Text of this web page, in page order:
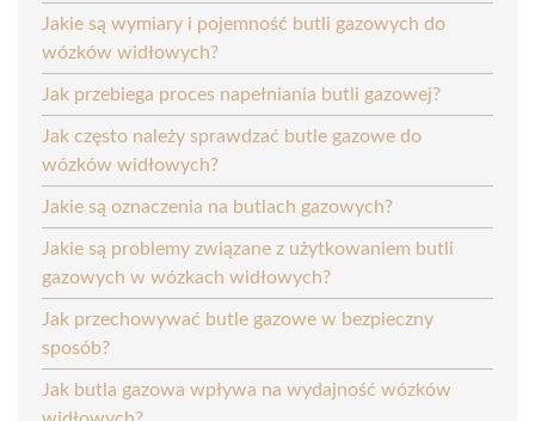
Jakie są wymiary i pojemność butli gazowych do
wózków widłowych?
Jak przebiega proces napełniania butli gazowej?
Jak często należy sprawdzać butle gazowe do
wózków widłowych?
Jakie są oznaczenia na butlach gazowych?
Jakie są problemy związane z użytkowaniem butli
gazowych w wózkach widłowych?
Jak przechowywać butle gazowe w bezpieczny
sposób?
Jak butla gazowa wpływa na wydajność wózków